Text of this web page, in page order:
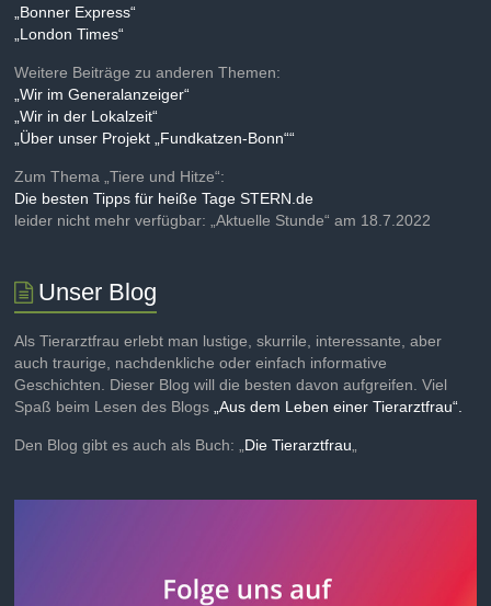
„Bonner Express“
„London Times“
Weitere Beiträge zu anderen Themen:
„Wir im Generalanzeiger“
„Wir in der Lokalzeit“
„Über unser Projekt „Fundkatzen-Bonn““
Zum Thema „Tiere und Hitze“:
Die besten Tipps für heiße Tage STERN.de
leider nicht mehr verfügbar: „Aktuelle Stunde“ am 18.7.2022
Unser Blog
Als Tierarztfrau erlebt man lustige, skurrile, interessante, aber
auch traurige, nachdenkliche oder einfach informative
Geschichten. Dieser Blog will die besten davon aufgreifen. Viel
Spaß beim Lesen des Blogs „Aus dem Leben einer Tierarztfrau“.
Den Blog gibt es auch als Buch: „ Die Tierarztfrau